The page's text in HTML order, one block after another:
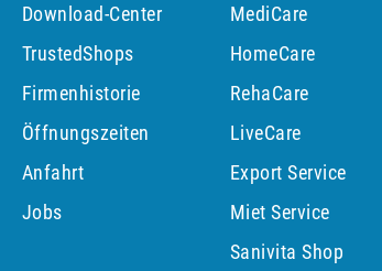
Download-Center
TrustedShops
Firmenhistorie
Öffnungszeiten
Anfahrt
Jobs
MediCare
HomeCare
RehaCare
LiveCare
Export Service
Miet Service
Sanivita Shop